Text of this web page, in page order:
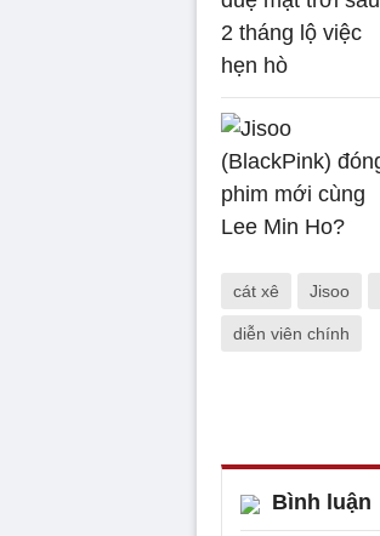
cát xê Jisoo
diễn viên chính
Bình luận